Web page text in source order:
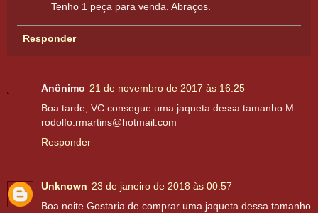
Tenho 1 peça para venda. Abraços.
Responder
Anônimo 21 de novembro de 2017 às 16:25
Boa tarde, VC consegue uma jaqueta dessa tamanho M
rodolfo.rmartins@hotmail.com
Responder
Unknown 23 de janeiro de 2018 às 00:57
Boa noite.Gostaria de comprar uma jaqueta dessa tamanho